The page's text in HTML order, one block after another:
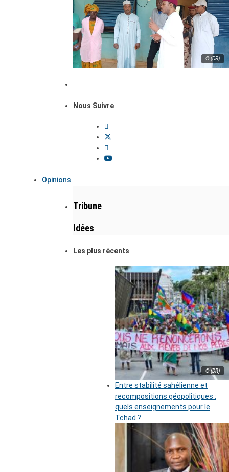
© (DR)
Nous Suivre
Opinions
Tribune
Idées
Les plus récents
© (DR)
Entre stabilité sahélienne et
recompositions géopolitiques :
quels enseignements pour le
Tchad ?